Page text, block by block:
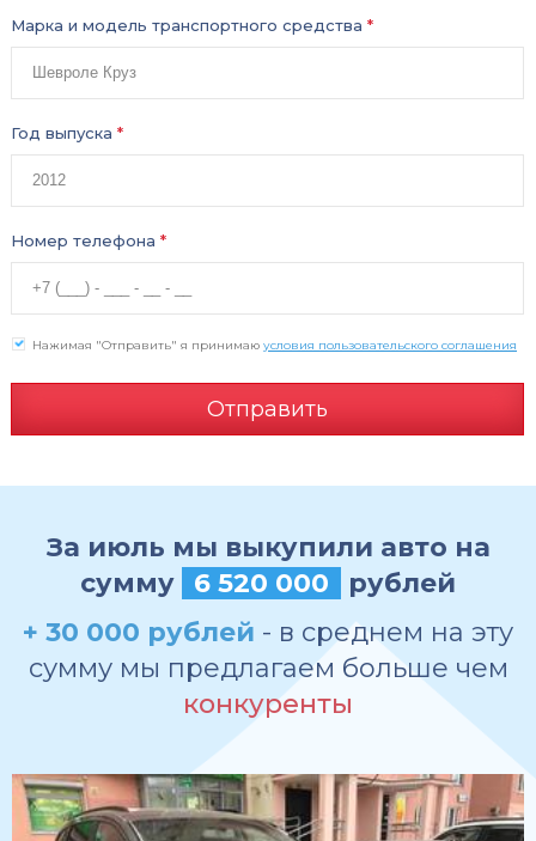
Марка и модель транспортного средства *
Год выпуска *
Номер телефона *
Отправить
Нажимая "Отправить" я принимаю условия пользовательского соглашения
За июль мы выкупили авто на
сумму
6 520 000
рублей
+ 30 000 рублей - в среднем на эту
сумму мы предлагаем больше чем
конкуренты